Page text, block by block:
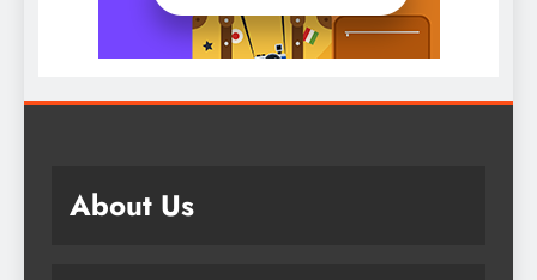
About Us